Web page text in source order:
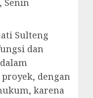
Sulteng
dan
dengan
karena